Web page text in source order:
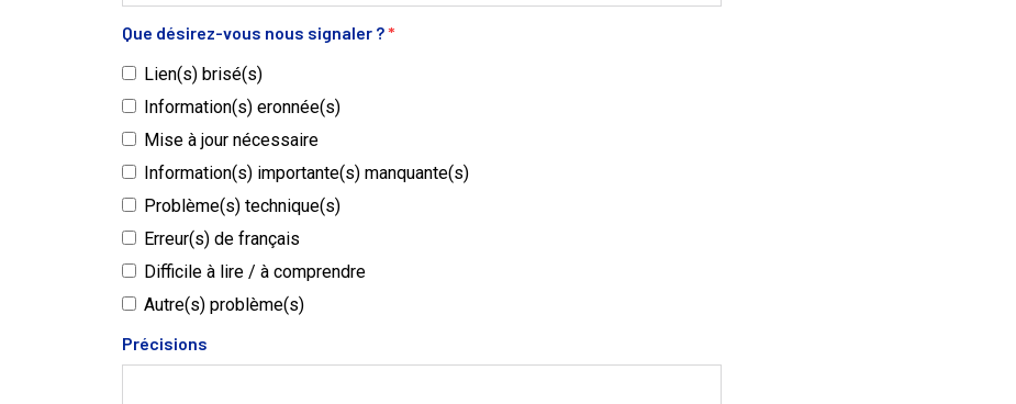
Que désirez-vous nous signaler ?*
Lien(s) brisé(s)
Information(s) eronnée(s)
Mise à jour nécessaire
Information(s) importante(s) manquante(s)
Problème(s) technique(s)
Erreur(s) de français
Difficile à lire / à comprendre
Autre(s) problème(s)
Précisions